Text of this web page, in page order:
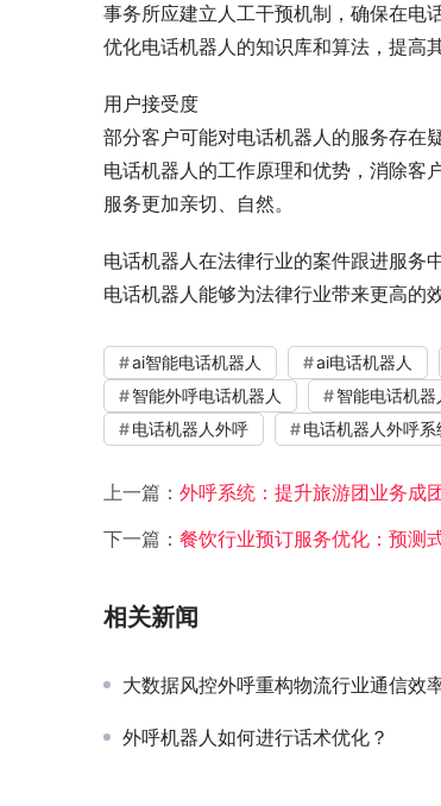
事务所应建立人工干预机制，确保在电
优化电话机器人的知识库和算法，提高
用户接受度
部分客户可能对电话机器人的服务存在
电话机器人的工作原理和优势，消除客
服务更加亲切、自然。
电话机器人在法律行业的案件跟进服务
电话机器人能够为法律行业带来更高的
ai智能电话机器人 ai电话机器人
智能外呼电话机器人
智能电话机器
电话机器人外呼
电话机器人外呼系
上一篇： 外呼系统：提升旅游团业务成
下一篇： 餐饮行业预订服务优化：预测
相关新闻
大数据风控外呼重构物流行业通信效率：80%
外呼机器人如何进行话术优化？